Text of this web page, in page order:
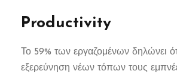
Productivity
Το 59% των εργαζομένων δηλώνει
εξερεύνηση νέων τόπων τους